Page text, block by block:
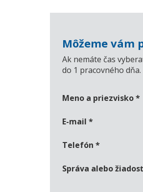
Môžeme vám
Ak nemáte čas
do 1 pracovného dňa.
Meno a priezvisko*
E-mail *
Telefón *
Správa alebo žiadosť